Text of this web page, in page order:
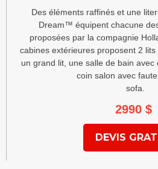
Des éléments raffinés et une
Dream™ équipent chacune
proposées par la compagnie
cabines extérieures proposent 2
un grand lit, une salle de bain
coin salon avec
sofa.
2990 $
DEVIS